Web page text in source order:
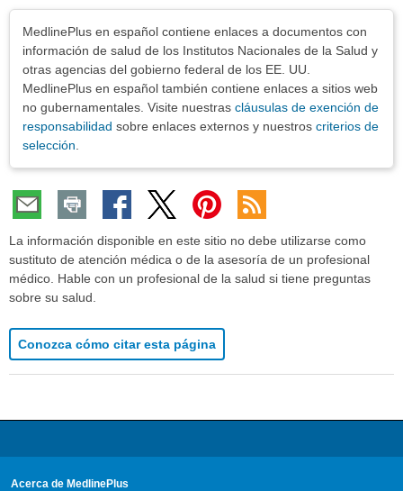
MedlinePlus en español contiene enlaces a documentos con
información de salud de los Institutos Nacionales de la Salud y
otras agencias del gobierno federal de los EE. UU.
MedlinePlus en español también contiene enlaces a sitios web
no gubernamentales. Visite nuestras cláusulas de exención de
responsabilidad sobre enlaces externos y nuestros criterios de
selección
La información disponible en este sitio no debe utilizarse como
sustituto de atención médica o de la asesoría de un profesional
médico. Hable con un profesional de la salud si tiene preguntas
sobre su salud.
Conozca cómo citar esta página
Acerca de MedlinePlus